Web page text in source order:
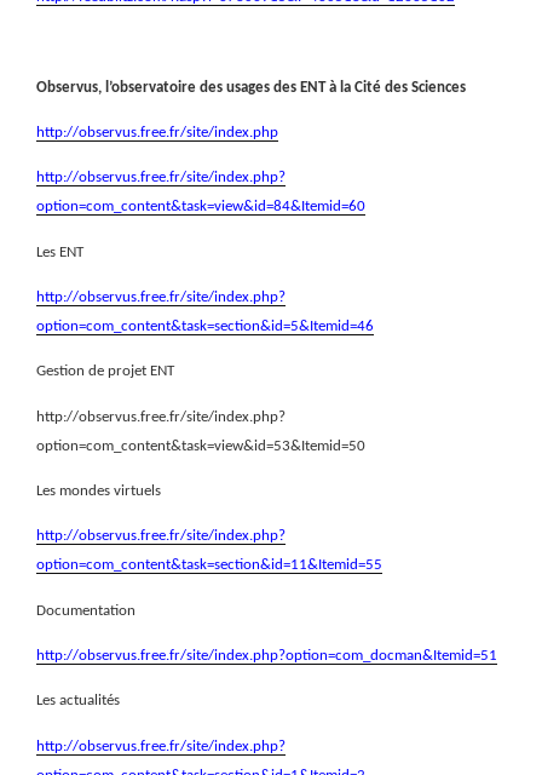
Observus, l’observatoire des usages des ENT à la Cité des Sciences
http://observus.free.fr/site/index.php
http://observus.free.fr/site/index.php?
option=com_content&task=view&id=84&Itemid=60
Les ENT
http://observus.free.fr/site/index.php?
option=com_content&task=section&id=5&Itemid=46
Gestion de projet ENT
http://observus.free.fr/site/index.php?
option=com_content&task=view&id=53&Itemid=50
Les mondes virtuels
http://observus.free.fr/site/index.php?
option=com_content&task=section&id=11&Itemid=55
Documentation
http://observus.free.fr/site/index.php?option=com_docman&Itemid=51
Les actualités
http://observus.free.fr/site/index.php?